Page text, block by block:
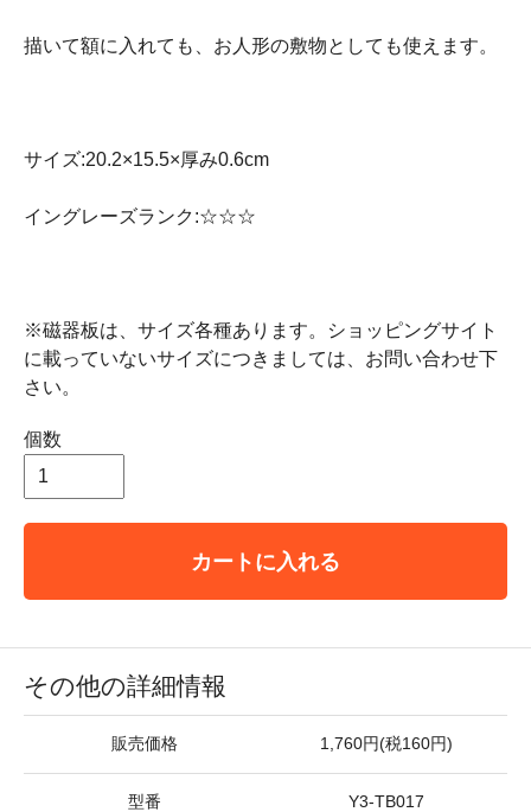
描いて額に入れても、お人形の敷物としても使えます。
サイズ:20.2×15.5×厚み0.6cm
イングレーズランク:☆☆☆
※磁器板は、サイズ各種あります。ショッピングサイト
に載っていないサイズにつきましては、お問い合わせ下
さい。
個数
カートに入れる
その他の詳細情報
販売価格 1,760円(税160円)
型番 Y3-TB017